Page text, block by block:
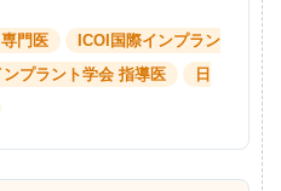
門医
ICOI国際インプラン
ンプラント学会 指導医
日